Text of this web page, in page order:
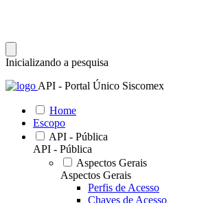
Inicializando a pesquisa
API - Portal Único Siscomex
Home
Escopo
API - Pública
API - Pública
Aspectos Gerais
Aspectos Gerais
Perfis de Acesso
Chaves de Acesso